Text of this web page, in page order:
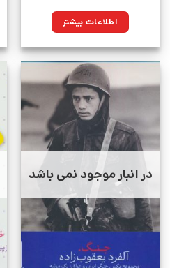
اطلاعات بیشتر
در انبار موجود نمی باشد